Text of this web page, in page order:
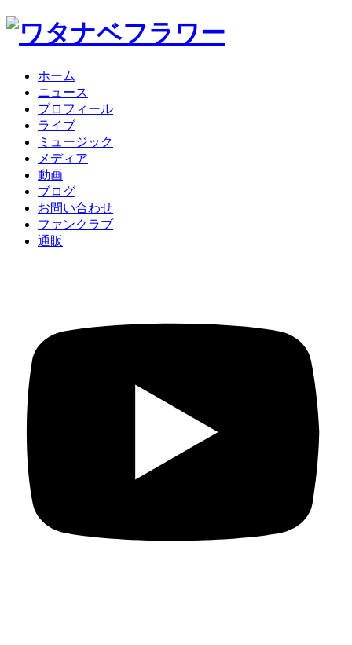
ホーム
ニュース
プロフィール
ライブ
ミュージック
メディア
動画
ブログ
お問い合わせ
ファンクラブ
通販